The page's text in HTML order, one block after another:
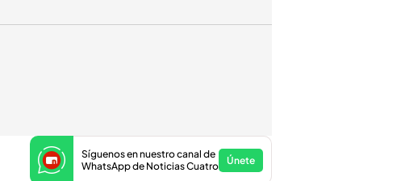
Síguenos en nuestro canal de
WhatsApp de Noticias Cuatro
Únete